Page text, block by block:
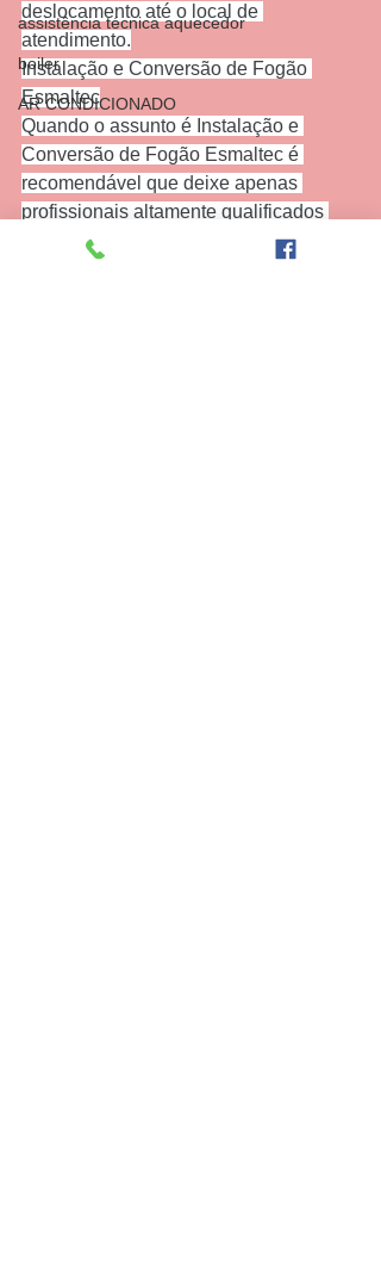
assistência técnica aquecedor
boiler
AR CONDICIONADO
deslocamento até o local de
atendimento.
Instalação e Conversão de Fogão
Esmaltec
Quando o assunto é Instalação e
Conversão de Fogão Esmaltec é
recomendável que deixe apenas
profissionais altamente qualificados
realizarem estes tipos de serviços, pois